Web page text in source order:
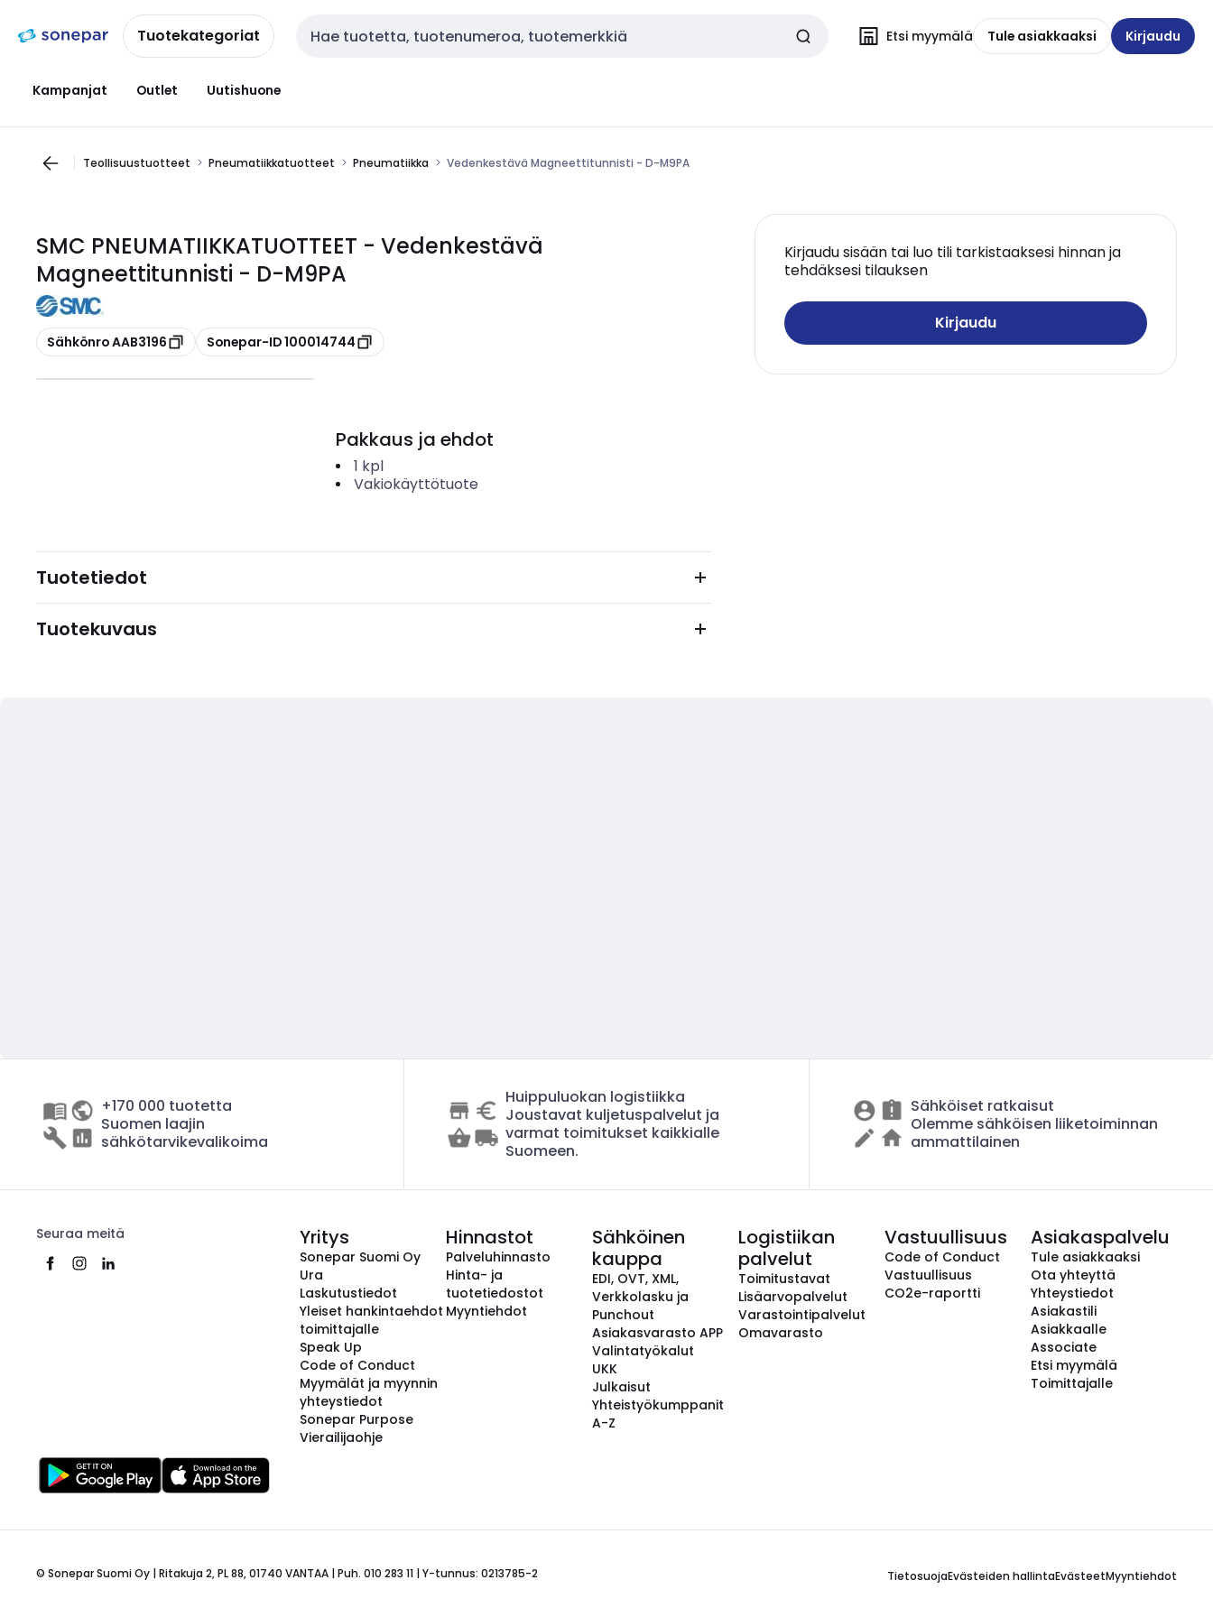
navigointiinsisältöönTuotekategoriat Haku Etsi myymälä Tule asiakkaaksi Kirjaudu
Kampanjat Outlet Uutishuone
Teollisuustuotteet Pneumatiikkatuotteet Pneumatiikka Vedenkestävä Magneettitunnisti - D-M9PA
SMC PNEUMATIIKKATUOTTEET - Vedenkestävä
Magneettitunnisti - D-M9PA
Kopioi
Sähkönro AAB3196 Kopioi
Sonepar-ID 100014744
Kirjaudu sisään tai luo tili tarkistaaksesi hinnan ja
tehdäksesi tilauksen
Kirjaudu
Pakkaus ja ehdot
1 kpl
Vakiokäyttötuote
Tuotetiedot
Tuotekuvaus
+170 000 tuotetta
Suomen laajin
sähkötarvikevalikoima
Huippuluokan logistiikka
Joustavat kuljetuspalvelut ja
varmat toimitukset kaikkialle
Suomeen.
Sähköiset ratkaisut
Olemme sähköisen liiketoiminnan
ammattilainen
Seuraa meitä Yritys
Sonepar Suomi Oy
Ura
Laskutustiedot
Yleiset hankintaehdot
toimittajalle
Speak Up
Code of Conduct
Myymälät ja myynnin
yhteystiedot
Sonepar Purpose
Vierailijaohje
Hinnastot
Palveluhinnasto
Hinta- ja
tuotetiedostot
Myyntiehdot
Sähköinen
kauppa
EDI, OVT, XML,
Verkkolasku ja
Punchout
Asiakasvarasto APP
Valintatyökalut
UKK
Julkaisut
Yhteistyökumppanit
A-Z
Logistiikan
palvelut
Toimitustavat
Lisäarvopalvelut
Varastointipalvelut
Omavarasto
Vastuullisuus
Code of Conduct
Vastuullisuus
CO2e-raportti
Asiakaspalvelu
Tule asiakkaaksi
Ota yhteyttä
Yhteystiedot
Asiakastili
Asiakkaalle
Associate
Etsi myymälä
Toimittajalle
© Sonepar Suomi Oy | Ritakuja 2, PL 88, 01740 VANTAA | Puh. 010 283 11 | Y-tunnus: 0213785-2 TietosuojaEvästeiden hallintaEvästeetMyyntiehdot